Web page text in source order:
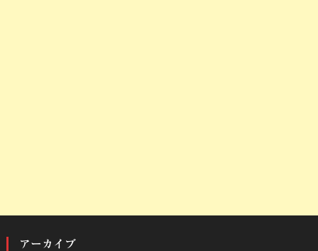
アーカイブ